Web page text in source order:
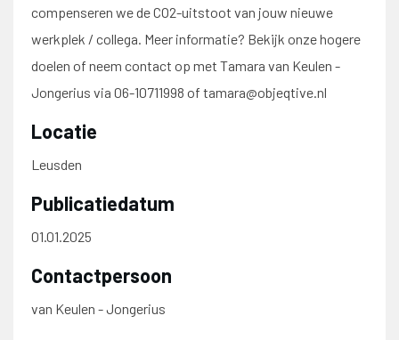
compenseren we de CO2-uitstoot van jouw nieuwe
werkplek / collega. Meer informatie? Bekijk onze hogere
doelen of neem contact op met Tamara van Keulen -
Jongerius via 06-10711998 of tamara@objeqtive.nl
Locatie
Leusden
Publicatiedatum
01.01.2025
Contactpersoon
van Keulen - Jongerius